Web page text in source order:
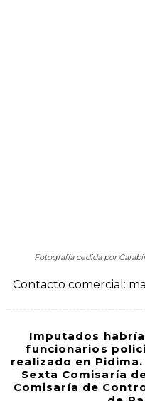
Fotografía cedida por
Contacto comercial:
Imputados
funcionarios
realizado en
Sexta Comisaría
Comisaría de